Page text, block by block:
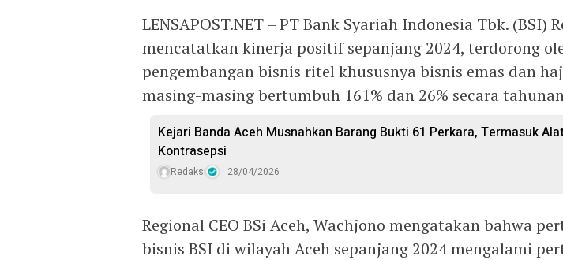
LENSAPOST.NET – PT Bank Syariah Indonesia Tbk. (BSI)
mencatatkan kinerja positif sepanjang 2024, terdorong
pengembangan bisnis ritel khususnya bisnis emas dan
masing-masing bertumbuh 161% dan 26% secara
Kejari Banda Aceh Musnahkan Barang Bukti 61 Perkara, Termasuk
Kontrasepsi
Redaksi 28/04/2026
Regional CEO BSi Aceh, Wachjono mengatakan bahwa
bisnis BSI di wilayah Aceh sepanjang 2024 mengalami